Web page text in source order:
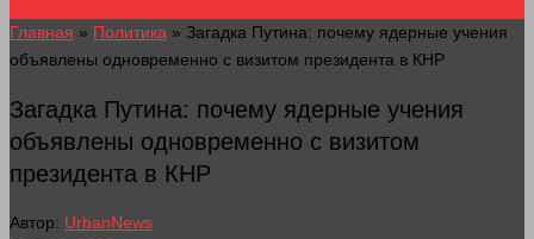
Главная » Политика » Загадка Путина: почему ядерные учения
объявлены одновременно с визитом президента в КНР
Загадка Путина: почему ядерные учения
объявлены одновременно с визитом
президента в КНР
Автор: UrbanNews